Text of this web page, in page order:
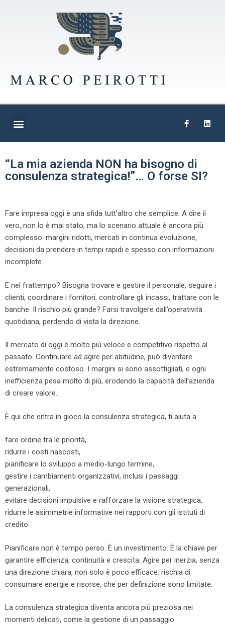
“La mia azienda NON ha bisogno di
consulenza strategica!”… O forse SI?
Fare impresa oggi è una sfida tutt’altro che semplice. A dire il
vero, non lo è mai stato, ma lo scenario attuale è ancora più
complesso: margini ridotti, mercati in continua evoluzione,
decisioni da prendere in tempi rapidi e spesso con informazioni
incomplete.
E nel frattempo? Bisogna trovare e gestire il personale, seguire i
clienti, coordinare i fornitori, controllare gli incassi, trattare con le
banche. Il rischio più grande? Farsi travolgere dall’operatività
quotidiana, perdendo di vista la direzione.
Il mercato di oggi è molto più veloce e competitivo rispetto al
passato. Continuare ad agire per abitudine, può diventare
estremamente costoso. I margini si sono assottigliati, e ogni
inefficienza pesa molto di più, erodendo la capacità dell’azienda
di creare valore.
È qui che entra in gioco la consulenza strategica, ti aiuta a:
fare ordine tra le priorità,
ridurre i costi nascosti,
pianificare lo sviluppo a medio-lungo termine,
gestire i cambiamenti organizzativi, inclusi i passaggi
generazionali,
evitare decisioni impulsive e rafforzare la visione strategica,
ridurre le asimmetrie informative nei rapporti con gli istituti di
credito.
Pianificare non è tempo perso. È un investimento. È la chiave per
garantire efficienza, continuità e crescita. Agire per inerzia, senza
una direzione chiara, non solo è poco efficace: rischia di
consumare energie e risorse, che per definizione sono limitate.
La consulenza strategica diventa ancora più preziosa nei
momenti delicati, come la gestione di un passaggio